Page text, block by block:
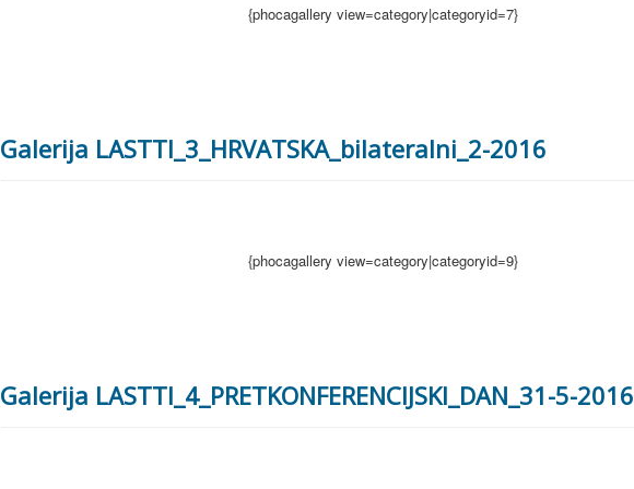
{phocagallery view=category|categoryid=7}
Galerija LASTTI_3_HRVATSKA_bilateralni_2-2016
{phocagallery view=category|categoryid=9}
Galerija LASTTI_4_PRETKONFERENCIJSKI_DAN_31-5-2016